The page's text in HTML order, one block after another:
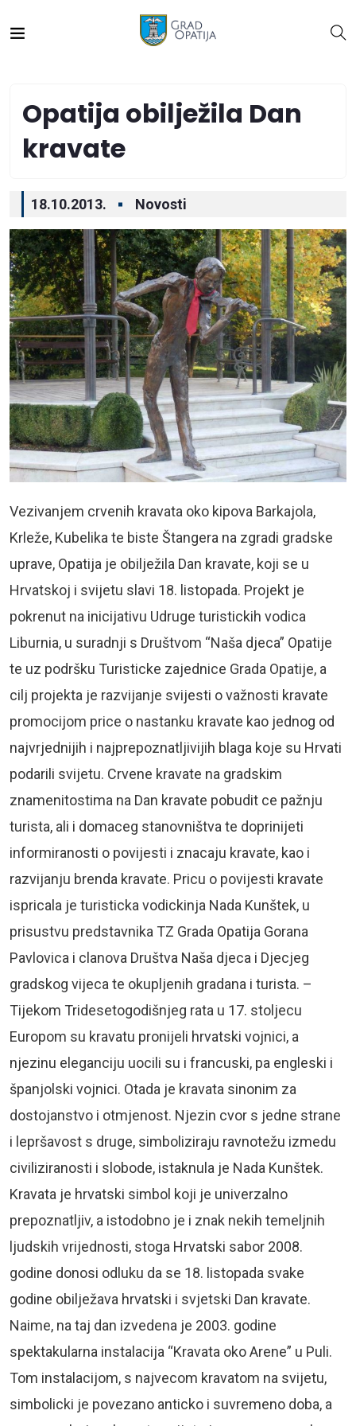
Opatija obilježila Dan
kravate
18.10.2013. Novosti
Vezivanjem crvenih kravata oko kipova Barkajola,
Krleže, Kubelika te biste Štangera na zgradi gradske
uprave, Opatija je obilježila Dan kravate, koji se u
Hrvatskoj i svijetu slavi 18. listopada. Projekt je
pokrenut na inicijativu Udruge turistickih vodica
Liburnia, u suradnji s Društvom “Naša djeca” Opatije
te uz podršku Turisticke zajednice Grada Opatije, a
cilj projekta je razvijanje svijesti o važnosti kravate
promocijom price o nastanku kravate kao jednog od
najvrjednijih i najprepoznatljivijih blaga koje su Hrvati
podarili svijetu. Crvene kravate na gradskim
znamenitostima na Dan kravate pobudit ce pažnju
turista, ali i domaceg stanovništva te doprinijeti
informiranosti o povijesti i znacaju kravate, kao i
razvijanju brenda kravate. Pricu o povijesti kravate
ispricala je turisticka vodickinja Nada Kunštek, u
prisustvu predstavnika TZ Grada Opatija Gorana
Pavlovica i clanova Društva Naša djeca i Djecjeg
gradskog vijeca te okupljenih gradana i turista. –
Tijekom Tridesetogodišnjeg rata u 17. stoljecu
Europom su kravatu pronijeli hrvatski vojnici, a
njezinu eleganciju uocili su i francuski, pa engleski i
španjolski vojnici. Otada je kravata sinonim za
dostojanstvo i otmjenost. Njezin cvor s jedne strane
i lepršavost s druge, simboliziraju ravnotežu izmedu
civiliziranosti i slobode, istaknula je Nada Kunštek.
Kravata je hrvatski simbol koji je univerzalno
prepoznatljiv, a istodobno je i znak nekih temeljnih
ljudskih vrijednosti, stoga Hrvatski sabor 2008.
godine donosi odluku da se 18. listopada svake
godine obilježava hrvatski i svjetski Dan kravate.
Naime, na taj dan izvedena je 2003. godine
spektakularna instalacija “Kravata oko Arene” u Puli.
Tom instalacijom, s najvecom kravatom na svijetu,
simbolicki je povezano anticko i suvremeno doba, a